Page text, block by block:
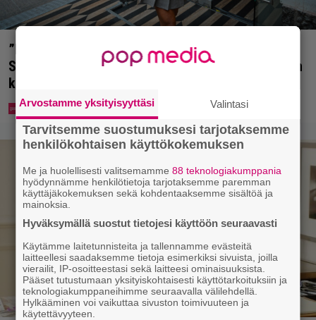
”Mitä isompi vehje, sen paremmin kulkee” –
Susanna Penttilä suuntasi Bangbussinsa Helsingin
keskustaan
Arvostamme yksityisyyttäsi Valintasi
Tarvitsemme suostumuksesi tarjotaksemme
henkilökohtaisen käyttökokemuksen
Me ja huolellisesti valitsemamme88 teknologiakumppania
hyödynnämme henkilötietoja tarjotaksemme paremman
käyttäjäkokemuksen sekä kohdentaaksemme sisältöä ja
mainoksia.
Hyväksymällä suostut tietojesi käyttöön seuraavasti
Käytämme laitetunnisteita ja tallennamme evästeitä
laitteellesi saadaksemme tietoja esimerkiksi sivuista, joilla
vierailit, IP-osoitteestasi sekä laitteesi ominaisuuksista.
Pääset tutustumaan yksityiskohtaisesti käyttötarkoituksiin ja
teknologiakumppaneihimme seuraavalla välilehdellä.
Hylkääminen voi vaikuttaa sivuston toimivuuteen ja
käytettävyyteen.